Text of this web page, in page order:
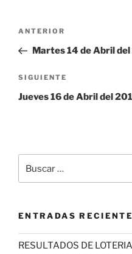
Navegación
entradas
Entrada
anterior:
ANTERIOR
Martes 14 de Abril
Siguiente
entrada
SIGUIENTE
Jueves 16 de Abril del
por:
ENTRADAS
RESULTADOS DE